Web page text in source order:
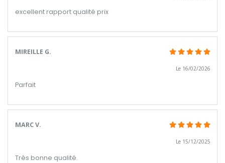
excellent rapport qualité prix
MIREILLE G.
Le 16/02/2026
Parfait
MARC V.
Le 15/12/2025
Très bonne qualité.